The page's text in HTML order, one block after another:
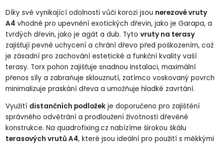
Díky své vynikající odolnosti vůči korozi jsou nerezové vruty
A4 vhodné pro upevnění exotických dřevin, jako je Garapa, a
tvrdých dřevin, jako je agát a dub. Tytovruty na terasy
zajišťují pevné uchycení a chrání dřevo před poškozením, což
je zásadní pro zachování estetické a funkční kvality vaší
terasy. Torx pohon zajišťuje snadnou instalaci, maximální
přenos síly a zabraňuje sklouznutí, zatímco voskovaný povrch
minimalizuje praskání dřeva a umožňuje hladké zavrtání.
Využití distančních podložek je doporučeno pro zajištění
správného odvětrání a prodloužení životnosti dřevěné
konstrukce. Na quadrofixing.cz nabízíme širokou škálu
terasových vrutů A4, které jsou ideální pro použití s měkkými